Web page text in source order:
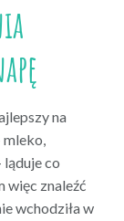
na
mleko,
co
więc znaleźć
wchodziła w